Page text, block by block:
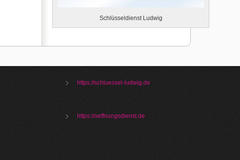
Schlüsseldienst Ludwig
https://schluessel-ludwig.de
https://oeffnungsdienst.de